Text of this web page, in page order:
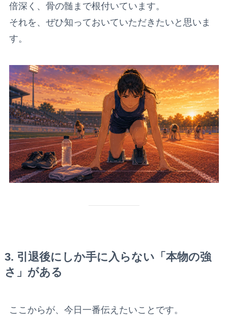
倍深く、骨の髄まで根付いています。
それを、ぜひ知っておいていただきたいと思いま
す。
3. 引退後にしか手に入らない「本物の強
さ」がある
ここからが、今日一番伝えたいことです。